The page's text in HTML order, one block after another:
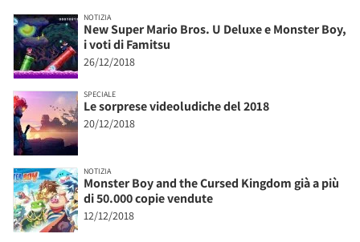
NOTIZIA
New Super Mario Bros. U Deluxe e Monster Boy,
i voti di Famitsu
26/12/2018
SPECIALE
Le sorprese videoludiche del 2018
20/12/2018
NOTIZIA
Monster Boy and the Cursed Kingdom già a più
di 50.000 copie vendute
12/12/2018